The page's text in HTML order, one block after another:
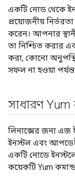
একটি নোড থেকে
প্রয়োজনীয়
করেন। আপনার
তা নিশ্চিত করার
করা, কোনো
সফল না হওয়া
সাধারণ Yum
লিনাক্সের জন্য এজ
ইনস্টল এবং
একটি নোডে
কয়েকটি Yum